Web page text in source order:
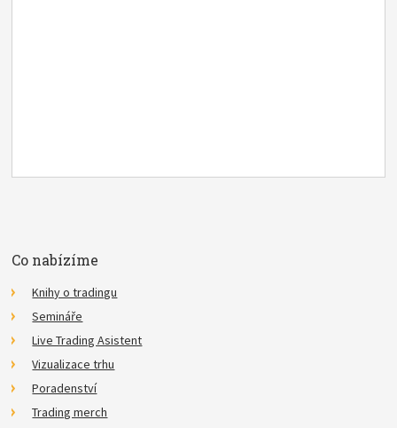
Co nabízíme
Knihy o tradingu
Semináře
Live Trading Asistent
Vizualizace trhu
Poradenství
Trading merch